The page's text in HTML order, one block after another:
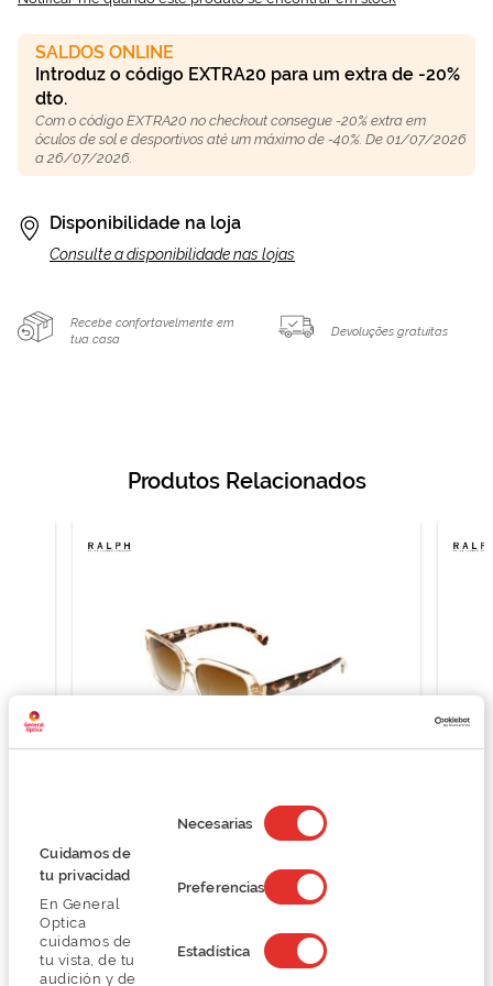
Cuidamos de
tu privacidad
En General
Optica
cuidamos de
tu vista, de tu
audición y de
de
consentimiento
Necesarias
Preferencias
Estadística
SALDOS ONLINE
Introduz o código EXTRA20 para um extra de -20%
dto.
Com o código EXTRA20 no checkout consegue -20% extra em
óculos de sol e desportivos até um máximo de -40%. De 01/07/2026
a 26/07/2026.
Disponibilidade na loja
Consulte a disponibilidade nas lojas
Recebe confortavelmente em
tua casa
Devoluções gratuitas
Produtos Relacionados
Ralph Lauren 0RA5298U
107,24 €
142,99 €